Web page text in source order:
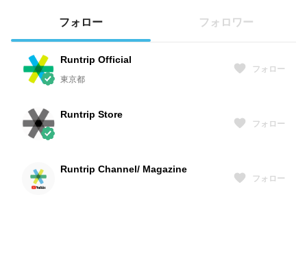
フォロー フォロワー
Runtrip Official
東京都
フォロー
Runtrip Store
フォロー
Runtrip Channel/ Magazine
フォロー